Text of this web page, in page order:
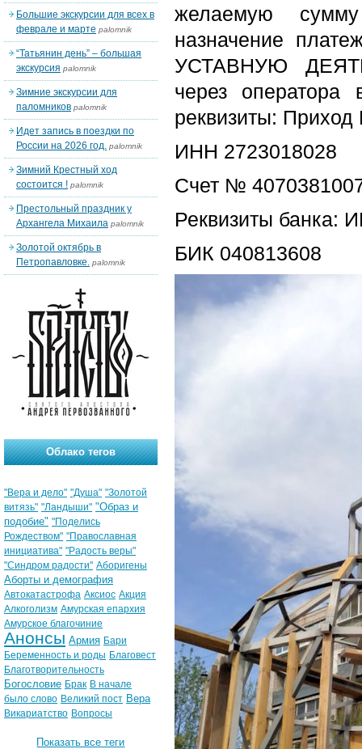
желаемую
назначение
УСТАВНУЮ
через оператора
реквизиты: Приход
ИНН 2723018028
Счет №
Реквизиты банка:
БИК 040813608
Большие экскурсии для всех в
феврале и марте palomnik
“Татьянин день” – большая
экскурсия palomnik
Зимние экскурсии для
паломников palomnik
Идет запись в поездки по
России на 2026 год. palomnik
Зимний Крестный ход
состоится ! palomnik
Престольный праздник у
Архангела Михаила palomnik
Золотой октябрь в
Петропавловке. palomnik
Облако тегов
"Вера и дело" "Душа" "Золотой
витязь" "Ландыши" "Образ и
подобие" "Поделись
Рождеством" "Православная
инициатива" "Радость веры"
"Синдром радости" Аборигены
Аборты и демография
Автокатастрофа Аксиос Акция
Алкоголизм Амурская епархия
Амурское благочиние
Анонсы Армия Бари
Беременность и роды Благовест
Благотворительность
Богословие Брак В начале
было слово Великий пост Вера
Викариатство Вопросы
Показать все теги